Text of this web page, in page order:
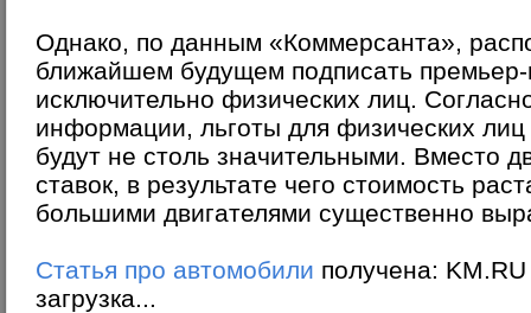
Однако, по данным «Коммерсанта»,
ближайшем будущем подписать премьер-
исключительно физических лиц.
информации, льготы для физических лиц
будут не столь значительными. Вместо
ставок, в результате чего стоимость
большими двигателями существенно
Статья про автомобили получена:
загрузка...